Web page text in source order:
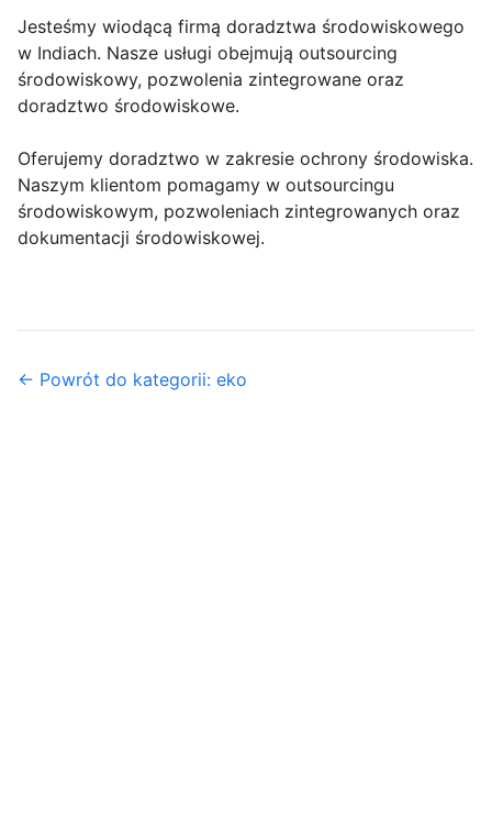
Jesteśmy wiodącą firmą doradztwa środowiskowego
w Indiach. Nasze usługi obejmują outsourcing
środowiskowy, pozwolenia zintegrowane oraz
doradztwo środowiskowe.
Oferujemy doradztwo w zakresie ochrony środowiska.
Naszym klientom pomagamy w outsourcingu
środowiskowym, pozwoleniach zintegrowanych oraz
dokumentacji środowiskowej.
← Powrót do kategorii: eko